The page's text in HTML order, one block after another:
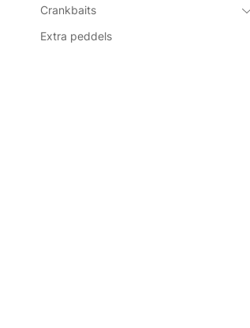
Crankbaits
Extra peddels